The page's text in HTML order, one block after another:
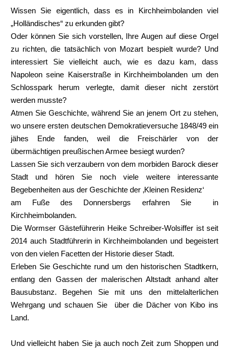
Wissen Sie eigentlich, dass es in Kirchheimbolanden viel
„Holländisches“ zu erkunden gibt?
Oder können Sie sich vorstellen, Ihre Augen auf diese Orgel
zu richten, die tatsächlich von Mozart bespielt wurde? Und
interessiert Sie vielleicht auch, wie es dazu kam, dass
Napoleon seine Kaiserstraße in Kirchheimbolanden um den
Schlosspark herum verlegte, damit dieser nicht zerstört
werden musste?
Atmen Sie Geschichte, während Sie an jenem Ort zu stehen,
wo unsere ersten deutschen Demokratieversuche 1848/49 ein
jähes Ende fanden, weil die Freischärler von der
übermächtigen preußischen Armee besiegt wurden?
Lassen Sie sich verzaubern von dem morbiden Barock dieser
Stadt und hören Sie noch viele weitere interessante
Begebenheiten aus der Geschichte der ‚Kleinen Residenz‘
am Fuße des Donnersbergs erfahren Sie
in
Kirchheimbolanden.
Die Wormser Gästeführerin Heike Schreiber-Wolsiffer ist seit
2014 auch Stadtführerin in Kirchheimbolanden und begeistert
von den vielen Facetten der Historie dieser Stadt.
Erleben Sie Geschichte rund um den historischen Stadtkern,
entlang den Gassen der malerischen Altstadt anhand alter
Bausubstanz. Begehen Sie mit uns den mittelalterlichen
Wehrgang und schauen Sie
über die Dächer von Kibo ins
Land.
Und vielleicht haben Sie ja auch noch Zeit zum Shoppen und